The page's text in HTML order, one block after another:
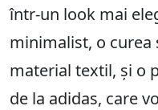
într-un look mai
minimalist, o
material textil, și o
de la adidas, care